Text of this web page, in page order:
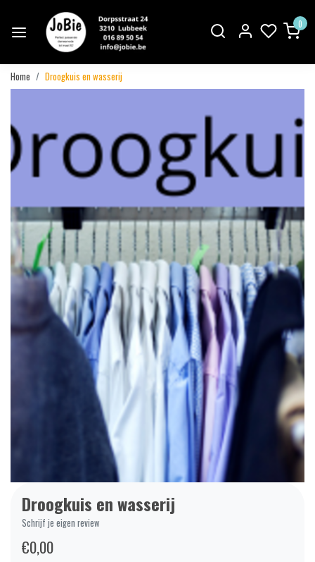
0
Home Droogkuis en wasserij
Droogkuis en wasserij
Schrijf je eigen review
€0,00